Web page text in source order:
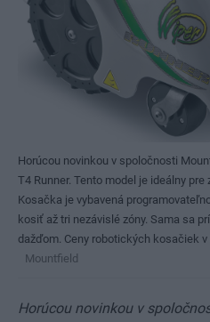
Horúcou novinkou v spoločnosti
T4 Runner. Tento model je ideálny
Kosačka je vybavená
kosiť až tri nezávislé zóny. Sama sa
dažďom. Ceny robotických kosačiek
Mountfield
Horúcou novinkou v